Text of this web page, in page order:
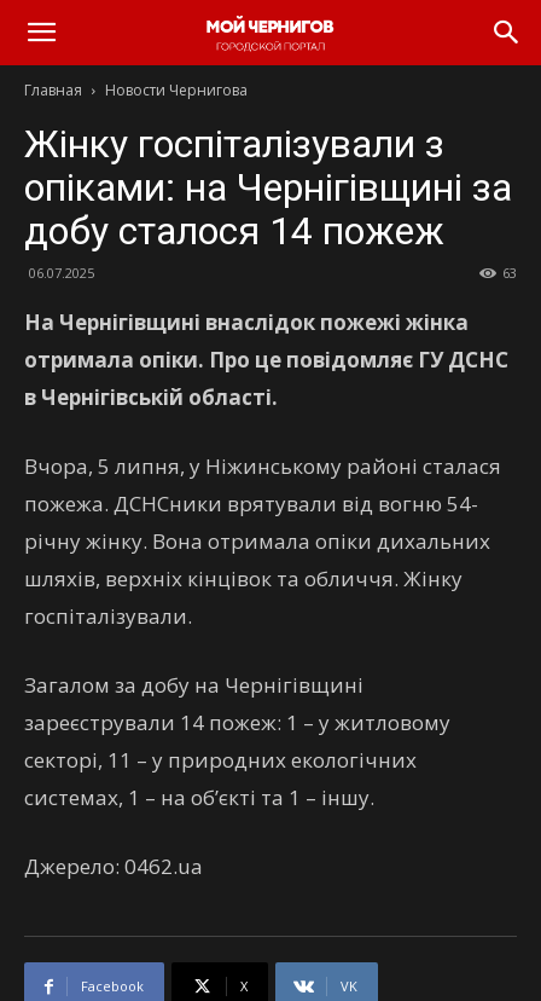
Главная Новости Чернигова
Жінку госпіталізували з
опіками: на Чернігівщині за
добу сталося 14 пожеж
06.07.2025 63
На Чернігівщині внаслідок пожежі жінка
отримала опіки. Про це повідомляє ГУ ДСНС
в Чернігівській області.
Вчора, 5 липня, у Ніжинському районі сталася
пожежа. ДСНСники врятували від вогню 54-
річну жінку. Вона отримала опіки дихальних
шляхів, верхніх кінцівок та обличчя. Жінку
госпіталізували.
Загалом за добу на Чернігівщині
зареєстрували 14 пожеж: 1 – у житловому
секторі, 11 – у природних екологічних
системах, 1 – на об’єкті та 1 – іншу.
Джерело: 0462.ua
Facebook X VK